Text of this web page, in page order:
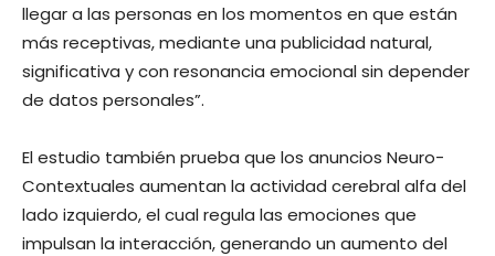
llegar a las personas en los momentos en que están
más receptivas, mediante una publicidad natural,
significativa y con resonancia emocional sin depender
de datos personales”.
El estudio también prueba que los anuncios Neuro-
Contextuales aumentan la actividad cerebral alfa del
lado izquierdo, el cual regula las emociones que
impulsan la interacción, generando un aumento del